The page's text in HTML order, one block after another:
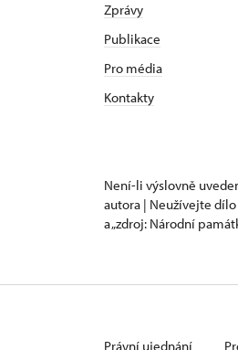
Zprávy
Publikace
Pro média
Kontakty
Není-li výslovně
autora | Neužívejte
a „zdroj: Národní
Právní ujednání